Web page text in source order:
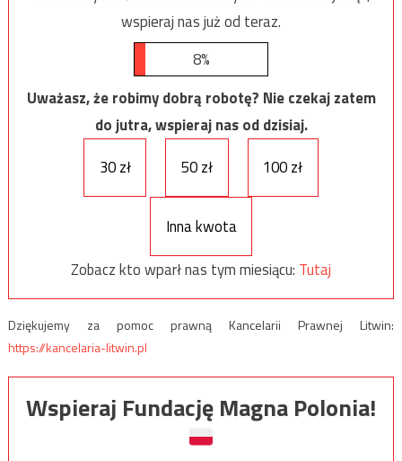
wspieraj nas już od teraz.
8%
Uważasz, że robimy dobrą robotę? Nie czekaj zatem
do jutra, wspieraj nas od dzisiaj.
30 zł
50 zł 100 zł
Inna kwota
Zobacz kto wparł nas tym miesiącu: Tutaj
Dziękujemy za pomoc prawną Kancelarii Prawnej Litwin:
https://kancelaria-litwin.pl
Wspieraj Fundację Magna Polonia!